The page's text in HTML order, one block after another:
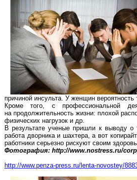
причиной инсульта. У женщин
Кроме того, с профессиональной
на продолжительность жизни: плохой
физических нагрузок и др.
В результате ученые пришли к выводу
работа дворника и шахтера, а вот
работники серьезно рискуют своим
Фотография: http://www.nostress.ru/
http://www.penza-press.ru/lenta-novostey/